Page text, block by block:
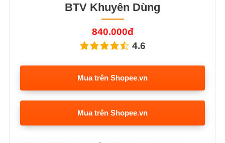
BTV Khuyên Dùng
840.000đ
4.6
Mua trên Shopee.vn
Mua trên Shopee.vn